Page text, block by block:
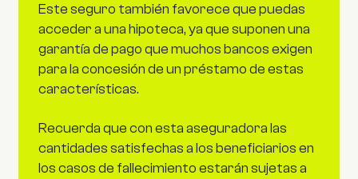
Este seguro también favorece que puedas
acceder a una hipoteca, ya que suponen una
garantía de pago que muchos bancos exigen
para la concesión de un préstamo de estas
características.
Recuerda que con esta aseguradora las
cantidades satisfechas a los beneficiarios en
los casos de fallecimiento estarán sujetas a